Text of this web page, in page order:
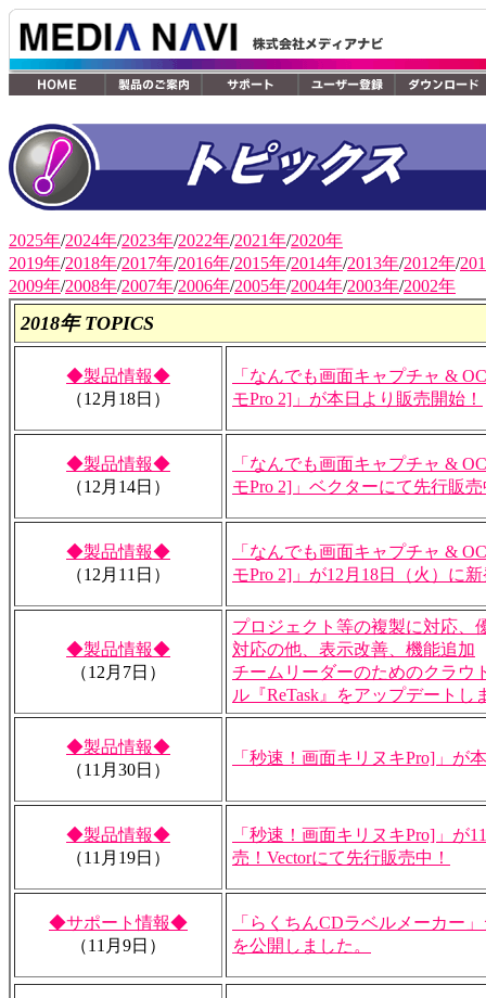
2025年/2024年/2023年/2022年/2021年/2020年
2019年/2018年/2017年/2016年/2015年/2014年/2013年/2012年/
2009年/2008年/2007年/2006年/2005年/2004年/2003年/2002年
2018年 TOPICS
◆製品情報◆
（12月18日）
「なんでも画面キャプチャ &
モPro 2]」が本日より販売開始！
◆製品情報◆
（12月14日）
「なんでも画面キャプチャ &
モPro 2]」ベクターにて先行販
◆製品情報◆
（12月11日）
「なんでも画面キャプチャ &
モPro 2]」が12月18日（火）に
◆製品情報◆
（12月7日）
プロジェクト等の複製に対応、
対応の他、表示改善、機能追加
チームリーダーのためのクラウ
ル『ReTask』をアップデートし
◆製品情報◆
（11月30日）
「秒速！画面キリヌキPro]」が
◆製品情報◆
（11月19日）
「秒速！画面キリヌキPro]」が
売！Vectorにて先行販売中！
◆サポート情報◆
（11月9日）
「らくちんCDラベルメーカー
を公開しました。